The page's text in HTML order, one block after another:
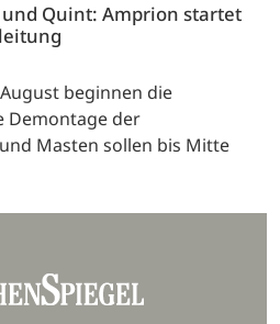
Quint: Amprion startet
beginnen die
Demontage der
Masten sollen bis Mitte